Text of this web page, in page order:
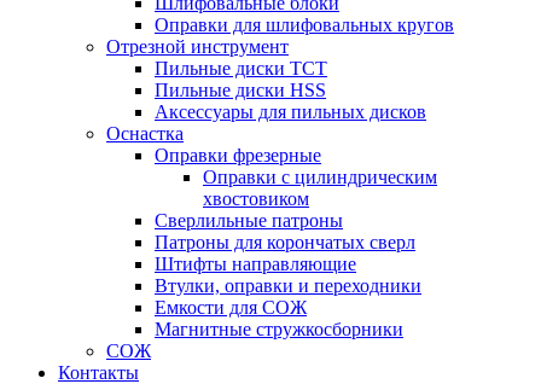
Оправки для шлифовальных кругов
Отрезной инструмент
Пильные диски ТСТ
Пильные диски HSS
Аксессуары для пильных дисков
Оснастка
Оправки фрезерные
Оправки с цилиндрическим
хвостовиком
Сверлильные патроны
Патроны для корончатых сверл
Штифты направляющие
Втулки, оправки и переходники
Емкости для СОЖ
Магнитные стружкосборники
СОЖ
Контакты